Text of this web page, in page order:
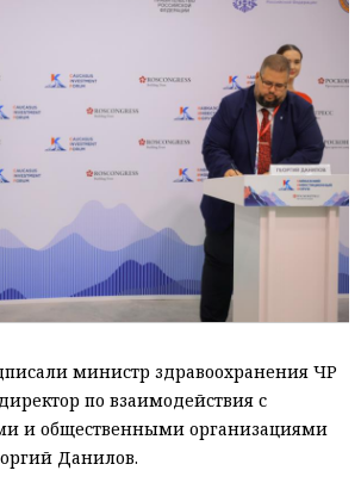
министр здравоохранения ЧР
по взаимодействия с
и общественными организациями
Данилов.